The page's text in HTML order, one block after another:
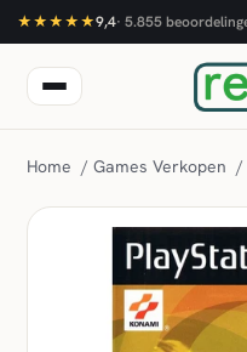
★★★★★9,4· 5.855
Home / Games Verkopen /